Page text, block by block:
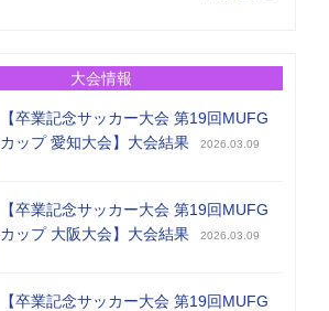
大会情報
【卒業記念サッカー大会 第19回MUFG
カップ 愛知大会】大会結果
2026.03.09
【卒業記念サッカー大会 第19回MUFG
カップ 大阪大会】大会結果
2026.03.09
【卒業記念サッカー大会 第19回MUFG